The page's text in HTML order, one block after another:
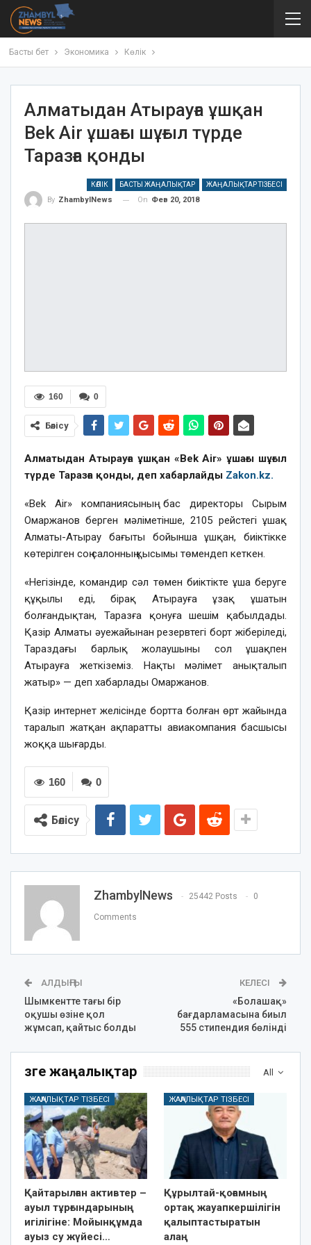
Басты бет Экономика Көлік
Алматыдан Атырауға ұшқан
Bek Air ұшағы шұғыл түрде
Таразға қонды
КӨЛІК БАСТЫ ЖАҢАЛЫҚТАР ЖАҢАЛЫҚТАР ТІЗБЕСІ
By ZhambylNews On Фев 20, 2018
0
160
Бөлісу
Алматыдан Атырауға ұшқан «Bek Air» ұшағы шұғыл
түрде Таразға қонды, деп хабарлайды Zakon.kz.
«Bek Air» компаниясының бас директоры Сырым
Омаржанов берген мәліметінше, 2105 рейстегі ұшақ
Алматы-Атырау бағыты бойынша ұшқан, биіктікке
көтерілген соң салонның қысымы төмендеп кеткен.
«Негізінде, командир сәл төмен биіктікте ұша беруге
құқылы еді, бірақ Атырауға ұзақ ұшатын
болғандықтан, Таразға қонуға шешім қабылдады.
Қазір Алматы әуежайынан резервтегі борт жіберіледі,
Тараздағы барлық жолаушыны сол ұшақпен
Атырауға жеткіземіз. Нақты мәлімет анықталып
жатыр» — деп хабарлады Омаржанов.
Қазір интернет желісінде бортта болған өрт жайында
таралып жатқан ақпаратты авиакомпания басшысы
жоққа шығарды.
0
160
Бөлісу
ZhambylNews 25442 Posts 0
Comments
АЛДЫҢҒЫ
Шымкентте тағы бір
оқушы өзіне қол
жұмсап, қайтыс болды
КЕЛЕСІ
«Болашақ»
бағдарламасына биыл
555 стипендия бөлінді
All
Өзге жаңалықтар
ЖАҢАЛЫҚТАР ТІЗБЕСІ
Қайтарылған активтер –
ауыл тұрғындарының
игілігіне: Мойынқұмда
ауыз су жүйесі…
ЖАҢАЛЫҚТАР ТІЗБЕСІ
Құрылтай-қоғамның
ортақ жауапкершілігін
қалыптастыратын
алаң